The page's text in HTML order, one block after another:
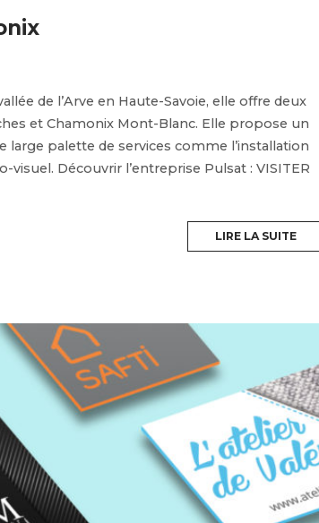
de l’Arve en Haute-Savoie, elle offre deux
et Chamonix Mont-Blanc. Elle propose un
large palette de services comme l’installation
visuel. Découvrir l’entreprise Pulsat : VISITER
LIRE LA SUITE